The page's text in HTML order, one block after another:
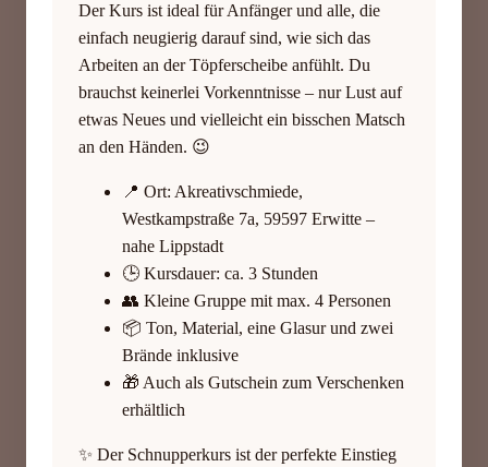
Der Kurs ist ideal für Anfänger und alle, die
einfach neugierig darauf sind, wie sich das
Arbeiten an der Töpferscheibe anfühlt. Du
brauchst keinerlei Vorkenntnisse – nur Lust auf
etwas Neues und vielleicht ein bisschen Matsch
an den Händen. 😉
📍 Ort: Akreativschmiede,
Westkampstraße 7a, 59597 Erwitte –
nahe Lippstadt
🕒 Kursdauer: ca. 3 Stunden
👥 Kleine Gruppe mit max. 4 Personen
📦 Ton, Material, eine Glasur und zwei
Brände inklusive
🎁 Auch als Gutschein zum Verschenken
erhältlich
✨ Der Schnupperkurs ist der perfekte Einstieg